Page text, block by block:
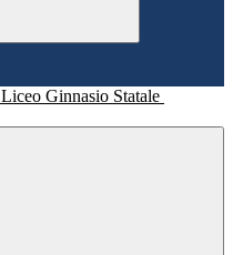
Liceo Ginnasio Statale